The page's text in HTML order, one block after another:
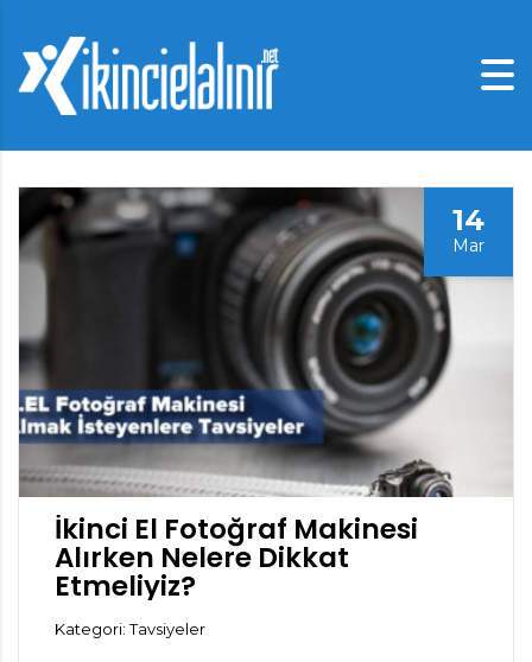
14
Mar
İkinci El Fotoğraf Makinesi
Alırken Nelere Dikkat
Etmeliyiz?
Kategori: Tavsiyeler